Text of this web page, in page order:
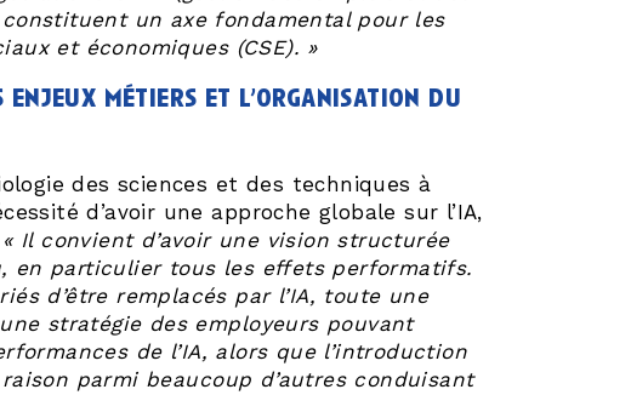
un axe fondamental pour les
et économiques (CSE). »
métiers et l’organisation du
des sciences et des techniques à
d’avoir une approche globale sur l’IA,
« Il convient d’avoir une vision structurée
en particulier tous les effets performatifs.
d’être remplacés par l’IA, toute une
stratégie des employeurs pouvant
de l’IA, alors que l’introduction
parmi beaucoup d’autres conduisant